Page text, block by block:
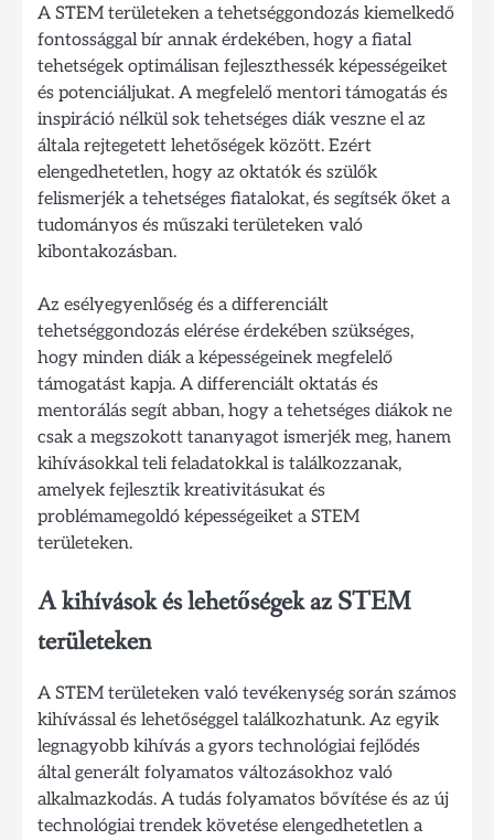
A STEM területeken a tehetséggondozás kiemelkedő
fontossággal bír annak érdekében, hogy a fiatal
tehetségek optimálisan fejleszthessék képességeiket
és potenciáljukat. A megfelelő mentori támogatás és
inspiráció nélkül sok tehetséges diák veszne el az
általa rejtegetett lehetőségek között. Ezért
elengedhetetlen, hogy az oktatók és szülők
felismerjék a tehetséges fiatalokat, és segítsék őket a
tudományos és műszaki területeken való
kibontakozásban.
Az esélyegyenlőség és a differenciált
tehetséggondozás elérése érdekében szükséges,
hogy minden diák a képességeinek megfelelő
támogatást kapja. A differenciált oktatás és
mentorálás segít abban, hogy a tehetséges diákok ne
csak a megszokott tananyagot ismerjék meg, hanem
kihívásokkal teli feladatokkal is találkozzanak,
amelyek fejlesztik kreativitásukat és
problémamegoldó képességeiket a STEM
területeken.
A kihívások és lehetőségek az STEM
területeken
A STEM területeken való tevékenység során számos
kihívással és lehetőséggel találkozhatunk. Az egyik
legnagyobb kihívás a gyors technológiai fejlődés
által generált folyamatos változásokhoz való
alkalmazkodás. A tudás folyamatos bővítése és az új
technológiai trendek követése elengedhetetlen a